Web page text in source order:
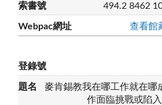
494.2 8462
查看館
麥肯錫教我在哪工作就在哪
作面臨挑戰或陷